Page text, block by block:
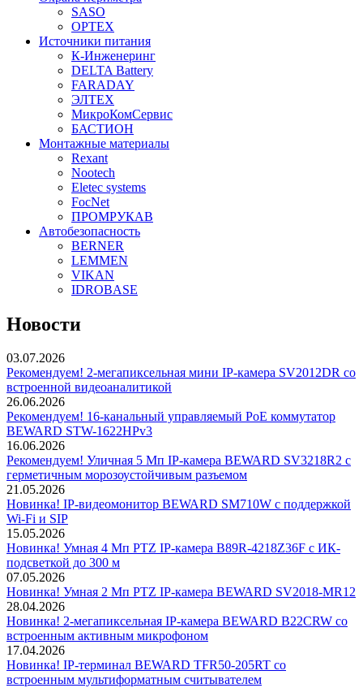
SASO
OPTEX
Источники питания
К-Инженеринг
DELTA Battery
FARADAY
ЭЛТЕХ
МикроКомСервис
БАСТИОН
Монтажные материалы
Rexant
Nootech
Eletec systems
FocNet
ПРОМРУКАВ
Автобезопасность
BERNER
LEMMEN
VIKAN
IDROBASE
Новости
03.07.2026
Рекомендуем! 2-мегапиксельная мини IP-камера SV2012DR со
встроенной видеоаналитикой
26.06.2026
Рекомендуем! 16-канальный управляемый PoE коммутатор
BEWARD STW-1622HPv3
16.06.2026
Рекомендуем! Уличная 5 Мп IP-камера BEWARD SV3218R2 с
герметичным морозоустойчивым разъемом
21.05.2026
Новинка! IP-видеомонитор BEWARD SM710W с поддержкой
Wi-Fi и SIP
15.05.2026
Новинка! Умная 4 Мп PTZ IP-камера B89R-4218Z36F с ИК-
подсветкой до 300 м
07.05.2026
Новинка! Умная 2 Мп PTZ IP-камера BEWARD SV2018-MR12
28.04.2026
Новинка! 2-мегапиксельная IP-камера BEWARD B22CRW со
встроенным активным микрофоном
17.04.2026
Новинка! IP-терминал BEWARD TFR50-205RT со
встроенным мультиформатным считывателем